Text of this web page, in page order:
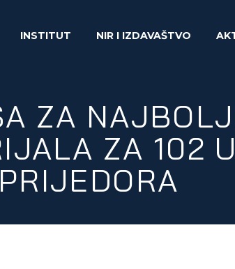
INSTITUT NIR I IZDAVAŠTVO
ZA
ZA 102